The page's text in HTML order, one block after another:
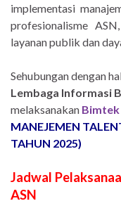
implementasi
profesionalisme
layanan publik dan
Sehubungan dengan
Lembaga Informasi
melaksanakan Bimtek
MANEJEMEN
TAHUN 2025)
Jadwal
ASN